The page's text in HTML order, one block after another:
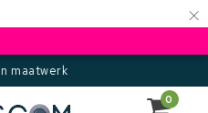
×
0